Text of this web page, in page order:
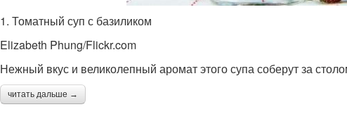
1. Томатный суп с базиликом
Elizabeth Phung/Flickr.com
Нежный вкус и великолепный аромат этого супа соберут за
читать дальше →